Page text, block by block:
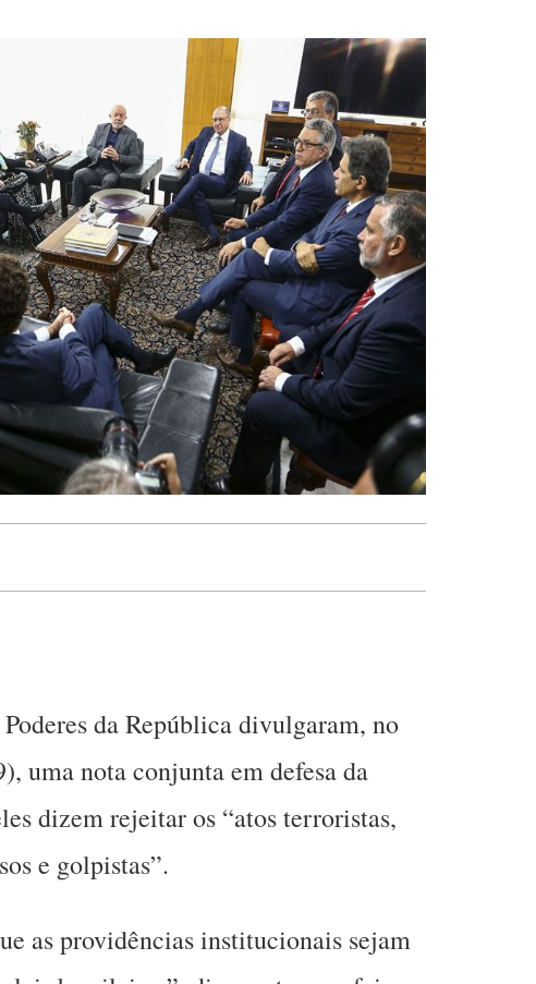
da República divulgaram, no
uma nota conjunta em defesa da
dizem rejeitar os “atos terroristas,
e golpistas”.
as providências institucionais sejam